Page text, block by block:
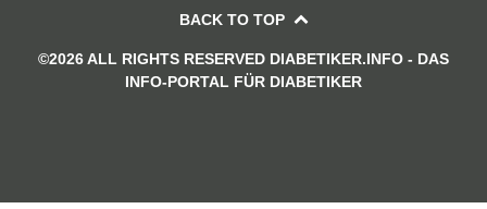
BACK TO TOP
©2026 ALL RIGHTS RESERVED DIABETIKER.INFO - DAS
INFO-PORTAL FÜR DIABETIKER